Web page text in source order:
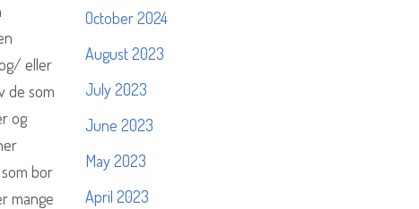
eller
de som
og
bor
mange
October 2024
August 2023
July 2023
June 2023
May 2023
April 2023